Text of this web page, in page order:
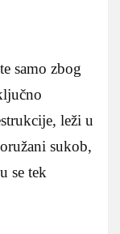
samo zbog
leži u
sukob,
se tek